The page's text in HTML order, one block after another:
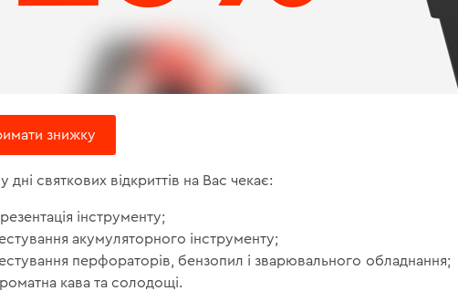
знижку
дні святкових відкриттів на Вас чекає:
інструменту;
акумуляторного інструменту;
перфораторів, бензопил і зварювального обладнання;
кава та солодощі.